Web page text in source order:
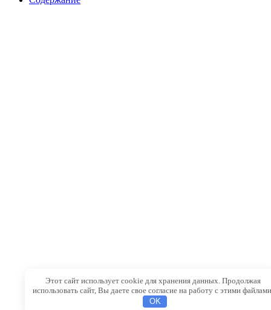
Этот сайт использует cookie для хранения данных. Продолжая
использовать сайт, Вы даете свое согласие на работу с этими
OK